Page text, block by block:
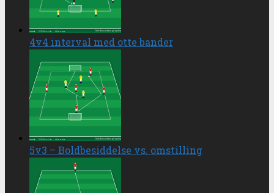
4v4 interval med otte bander
5v3 – Boldbesiddelse vs. omstilling